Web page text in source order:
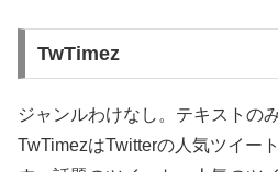
TwTimez
ジャンルわけなし。テキストの
TwTimezはTwitterの人気ツイー